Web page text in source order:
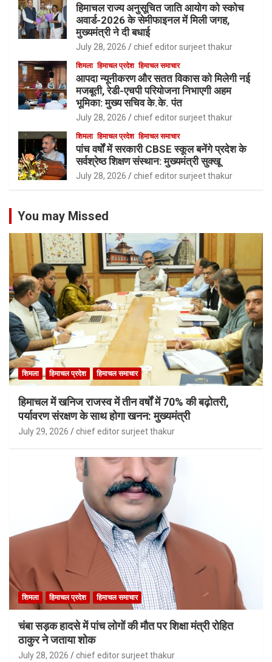
हिमाचल राज्य अनुसूचित जाति आयोग को स्कोच
अवार्ड-2026 के सेमीफाइनल में मिली जगह,
मुख्यमंत्री ने दी बधाई
July 28, 2026 chief editor surjeet thakur
शिमला हिमाचल प्रदेश हिमाचल समाचार
आपदा न्यूनीकरण और सतत विकास को मिलेगी नई
मजबूती, रेडी-एचपी परियोजना निभाएगी अहम
भूमिका: मुख्य सचिव के.के. पंत
July 28, 2026 chief editor surjeet thakur
शिमला हिमाचल प्रदेश हिमाचल समाचार
पांच वर्षों में सरकारी CBSE स्कूल बनेंगे प्रदेश के
सर्वश्रेष्ठ शिक्षण संस्थान: मुख्यमंत्री सुक्खू
July 28, 2026 chief editor surjeet thakur
You may Missed
शिमला हिमाचल प्रदेश हिमाचल समाचार
हिमाचल में खनिज राजस्व में तीन वर्षों में 70% की बढ़ोतरी,
पर्यावरण संरक्षण के साथ होगा खनन: मुख्यमंत्री
July 29, 2026 chief editor surjeet thakur
शिमला हिमाचल प्रदेश हिमाचल समाचार
चंबा सड़क हादसे में पांच लोगों की मौत पर शिक्षा मंत्री रोहित
ठाकुर ने जताया शोक
July 28, 2026 chief editor surjeet thakur